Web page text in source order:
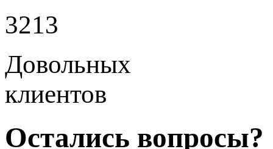
3213
Довольных
клиентов
Остались вопросы?